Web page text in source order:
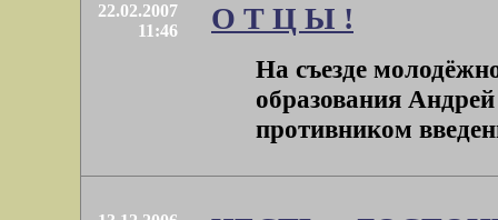
22.02.2007
11:46
О Т Ц Ы !
На съезде
образования
противником